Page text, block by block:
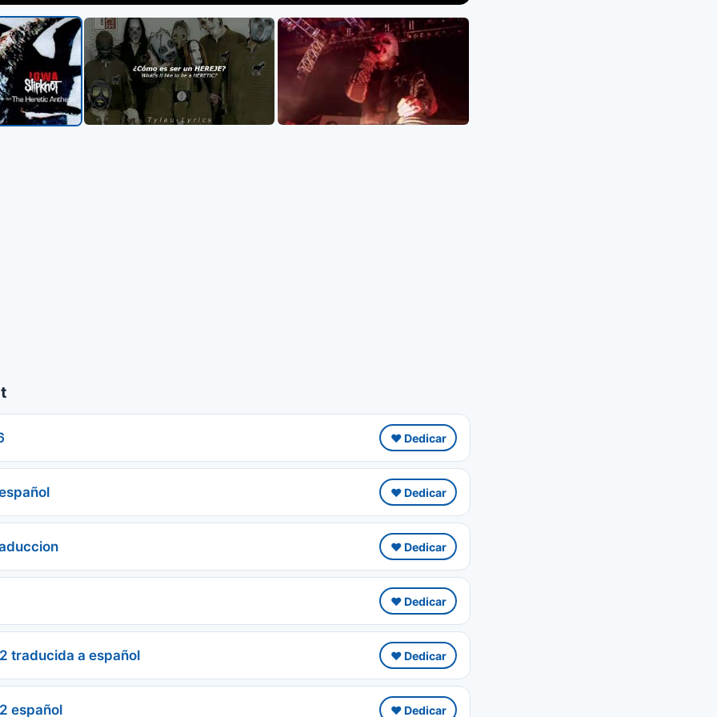
❤️ Dedicar
❤️ Dedicar
❤️ Dedicar
❤️ Dedicar
traducida a español ❤️ Dedicar
español ❤️ Dedicar